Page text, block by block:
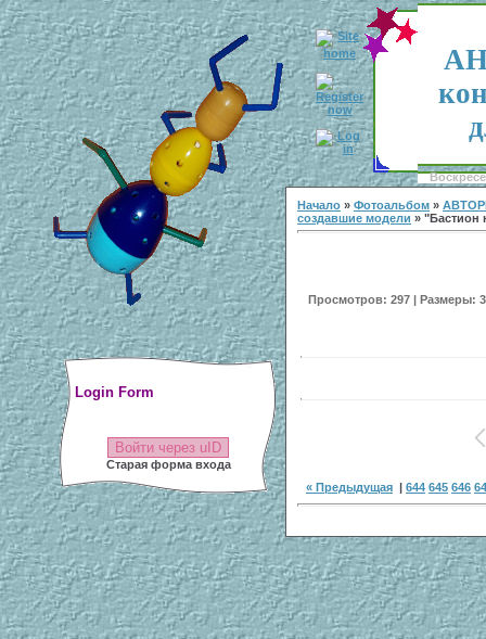
Login Form
Войти через uID
Старая форма входа
Начало » Фотоальбом »
создавшие модели » "Бастион
Просмотров: 297 | Размеры:
« Предыдущая | 644 645 646